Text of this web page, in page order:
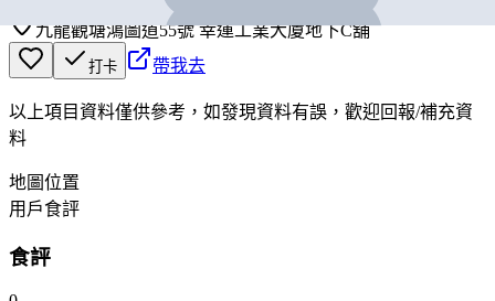
九龍觀塘鴻圖道55號 幸運工業大廈地下C舖
打卡 帶我去
以上項目資料僅供參考，如發現資料有誤，歡迎回報/補充資
料
地圖位置
用戶食評
食評